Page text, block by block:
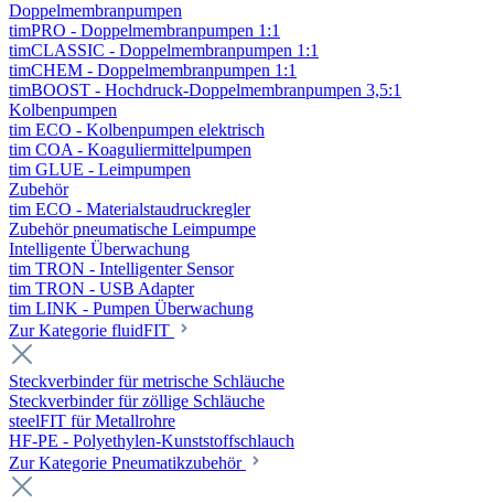
Doppelmembranpumpen
timPRO - Doppelmembranpumpen 1:1
timCLASSIC - Doppelmembranpumpen 1:1
timCHEM - Doppelmembranpumpen 1:1
timBOOST - Hochdruck-Doppelmembranpumpen 3,5:1
Kolbenpumpen
tim ECO - Kolbenpumpen elektrisch
tim COA - Koaguliermittelpumpen
tim GLUE - Leimpumpen
Zubehör
tim ECO - Materialstaudruckregler
Zubehör pneumatische Leimpumpe
Intelligente Überwachung
tim TRON - Intelligenter Sensor
tim TRON - USB Adapter
tim LINK - Pumpen Überwachung
Zur Kategorie fluidFIT
Steckverbinder für metrische Schläuche
Steckverbinder für zöllige Schläuche
steelFIT für Metallrohre
HF-PE - Polyethylen-Kunststoffschlauch
Zur Kategorie Pneumatikzubehör